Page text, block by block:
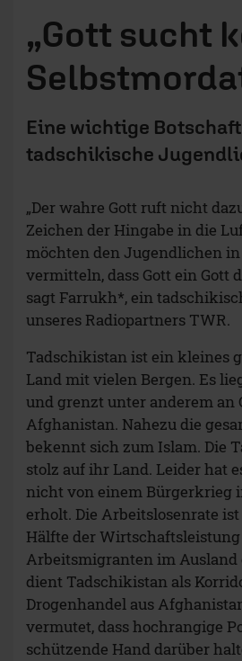
„Gott sucht
Eine wichtige
tadschikische
„Der wahre Gott ruft nicht
Zeichen der Hingabe in die
möchten den Jugendlichen
vermitteln, dass Gott ein Gott
sagt Farrukh*, ein
unseres Radiopartners TWR.
Tadschikistan ist ein kleines
Land mit vielen Bergen. Es
und grenzt unter anderem an
Afghanistan. Nahezu die
bekennt sich zum Islam. Die
stolz auf ihr Land. Leider hat
nicht von einem Bürgerkrieg
erholt. Die Arbeitslosenrate
Hälfte der
Arbeitsmigranten im Ausland
dient Tadschikistan als
Drogenhandel aus
vermutet, dass hochrangige
schützende Hand darüber